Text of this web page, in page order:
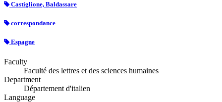
Castiglione, Baldassare
correspondance
Espagne
Faculty
Faculté des lettres et des sciences humaines
Department
Département d'italien
Language